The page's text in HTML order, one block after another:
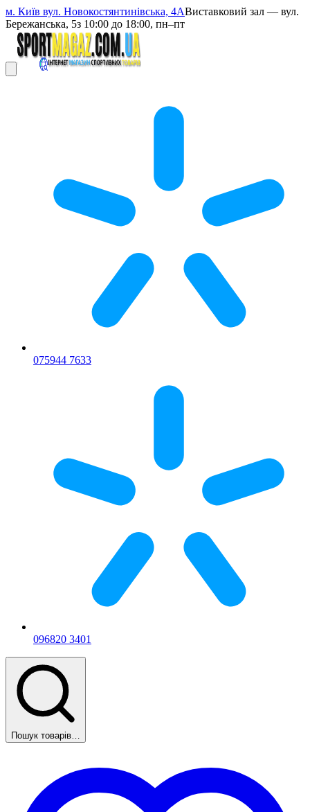
м. Київ вул. Новокостянтинівська, 4АВиставковий зал — вул.
Бережанська, 5з 10:00 до 18:00, пн–пт
075944 7633
096820 3401
Пошук товарів…